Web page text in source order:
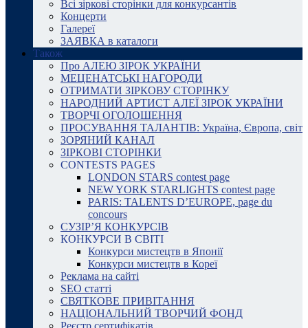
Всі зіркові сторінки для конкурсантів
Концерти
Галереї
ЗАЯВКА в каталоги
Також
Про АЛЕЮ ЗІРОК УКРАЇНИ
МЕЦЕНАТСЬКІ НАГОРОДИ
ОТРИМАТИ ЗІРКОВУ СТОРІНКУ
НАРОДНИЙ АРТИСТ АЛЕЇ ЗІРОК УКРАЇНИ
ТВОРЧІ ОГОЛОШЕННЯ
ПРОСУВАННЯ ТАЛАНТІВ: Україна, Європа, світ
ЗОРЯНИЙ КАНАЛ
ЗІРКОВІ СТОРІНКИ
CONTESTS PAGES
LONDON STARS contest page
NEW YORK STARLIGHTS contest page
PARIS: TALENTS D’EUROPE, page du
concours
СУЗІР’Я КОНКУРСІВ
КОНКУРСИ В СВІТІ
Конкурси мистецтв в Японії
Конкурси мистецтв в Кореї
Реклама на сайті
SEO статті
СВЯТКОВЕ ПРИВІТАННЯ
НАЦІОНАЛЬНИЙ ТВОРЧИЙ ФОНД
Реєстр сертифікатів